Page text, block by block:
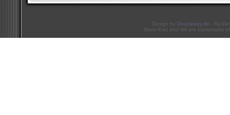
Design by Doublekey.de - Re-
Mario Kart and Wii are trademarks